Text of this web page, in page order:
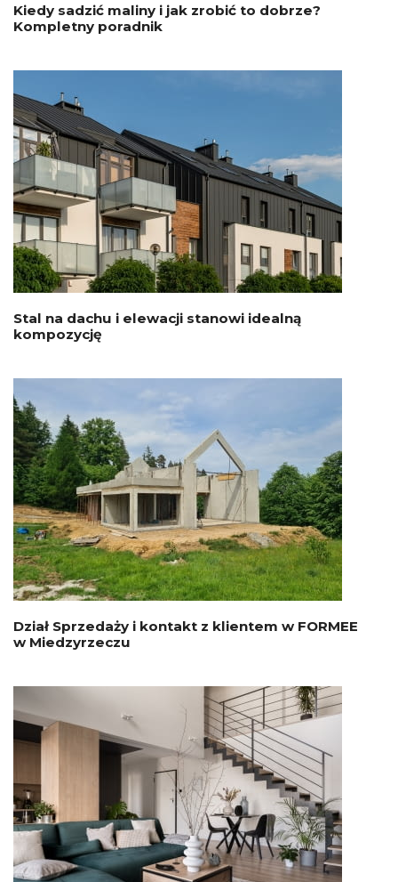
Kiedy sadzić maliny i jak zrobić to dobrze?
Kompletny poradnik
Stal na dachu i elewacji stanowi idealną
kompozycję
Dział Sprzedaży i kontakt z klientem w FORMEE
w Miedzyrzeczu